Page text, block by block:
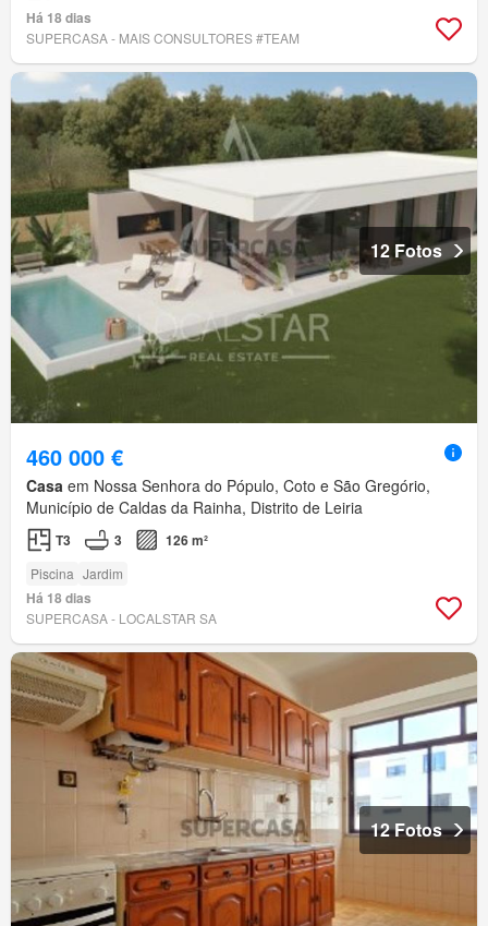
Há 18 dias
SUPERCASA - MAIS CONSULTORES #TEAM
12 Fotos
460 000 €
Casa em Nossa Senhora do Pópulo, Coto e São Gregório,
Município de Caldas da Rainha, Distrito de Leiria
T3 3 126 m²
Piscina Jardim
Há 18 dias
SUPERCASA - LOCALSTAR SA
12 Fotos